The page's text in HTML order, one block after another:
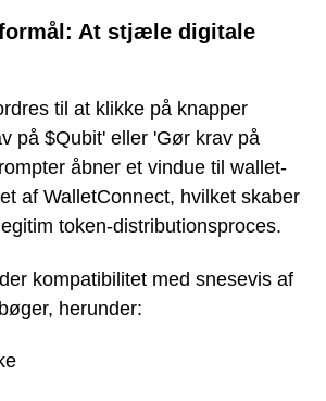
At stjæle digitale
til at klikke på knapper
på $Qubit' eller 'Gør krav på
åbner et vindue til wallet-
af WalletConnect, hvilket skaber
token-distributionsproces.
kompatibilitet med snesevis af
herunder: